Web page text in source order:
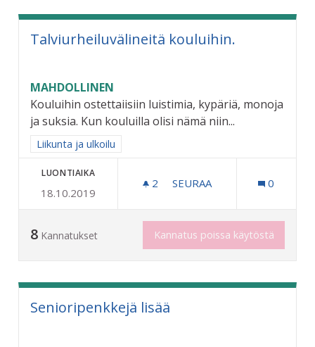
Talviurheiluvälineitä kouluihin.
MAHDOLLINEN
Kouluihin ostettaiisiin luistimia, kypäriä, monoja
ja suksia. Kun kouluilla olisi nämä niin...
Rajaa tulokset aihepiirin mukaan: Liikunta ja ulkoilu
Liikunta ja ulkoilu
LUONTIAIKA
18.10.2019
2 2 SEURAAJAA
SEURAA 0
8 Kannatukset Kannatus poissa käytöstä
Senioripenkkejä lisää